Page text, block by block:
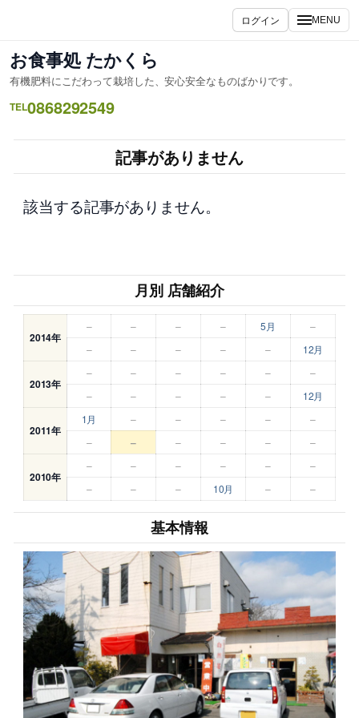
ス
キ
ッ
ログイン MENU
お食事処 たかくら
有機肥料にこだわって栽培した、安心安全なものばかりです。
TEL0868292549
記事がありません
該当する記事がありません。
月別 店舗紹介
2014年
– – – – 5月
–
–
– – – – 12月
2013年
– – – – –
–
–
– – – – 12月
2011年
1月 – – – –
–
–
– – – – –
2010年
– – – – –
–
–
– – 10月 – –
基本情報